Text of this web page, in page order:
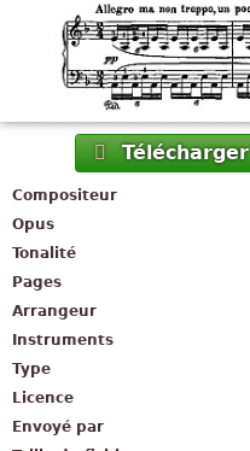
Télécharger
Compositeur
Opus
Tonalité
Pages
Arrangeur
Instruments
Type
Licence
Envoyé par